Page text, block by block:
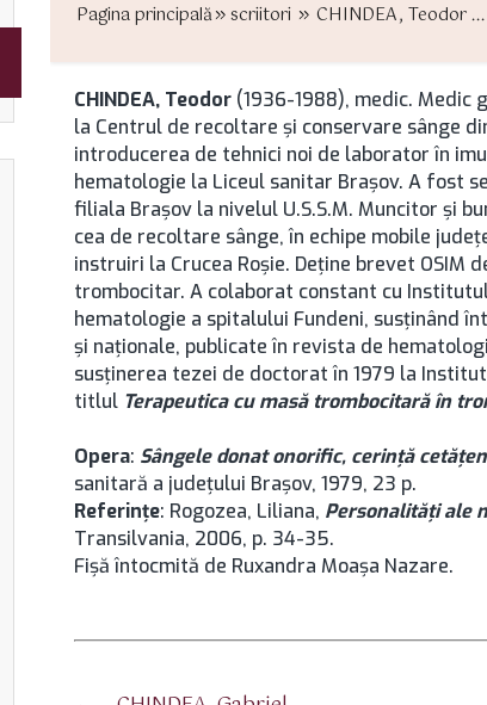
Pagina principală scriitori CHINDEA, Teodor ...
CHINDEA, Teodor (1936-1988), medic. Medic
la Centrul de recoltare şi conservare sânge
introducerea de tehnici noi de laborator în
hematologie la Liceul sanitar Brașov. A fost
filiala Brașov la nivelul U.S.S.M. Muncitor şi
cea de recoltare sânge, în echipe mobile
instruiri la Crucea Roşie. Deţine brevet
trombocitar. A colaborat constant cu
hematologie a spitalului Fundeni, susţinând
şi naţionale, publicate în revista de
susţinerea tezei de doctorat în 1979 la
titlul Terapeutica cu masă trombocitară în
Opera: Sângele donat onorific, cerinţă
sanitară a judeţului Brașov, 1979, 23 p.
Referinţe: Rogozea, Liliana, Personalităţi ale
Transilvania, 2006, p. 34-35.
Fişă întocmită de Ruxandra Moaşa Nazare.